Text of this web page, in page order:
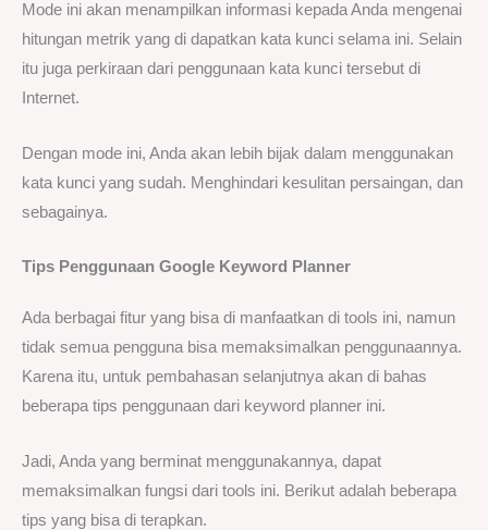
Mode ini akan menampilkan informasi kepada Anda mengenai
hitungan metrik yang di dapatkan kata kunci selama ini. Selain
itu juga perkiraan dari penggunaan kata kunci tersebut di
Internet.
Dengan mode ini, Anda akan lebih bijak dalam menggunakan
kata kunci yang sudah. Menghindari kesulitan persaingan, dan
sebagainya.
Tips Penggunaan Google Keyword Planner
Ada berbagai fitur yang bisa di manfaatkan di tools ini, namun
tidak semua pengguna bisa memaksimalkan penggunaannya.
Karena itu, untuk pembahasan selanjutnya akan di bahas
beberapa tips penggunaan dari keyword planner ini.
Jadi, Anda yang berminat menggunakannya, dapat
memaksimalkan fungsi dari tools ini. Berikut adalah beberapa
tips yang bisa di terapkan.